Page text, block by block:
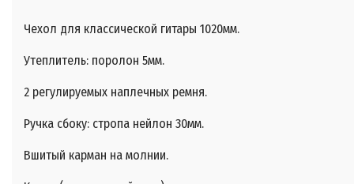
Чехол для классической гитары 1020мм.
Утеплитель: поролон 5мм.
2 регулируемых наплечных ремня.
Ручка сбоку: стропа нейлон 30мм.
Вшитый карман на молнии.